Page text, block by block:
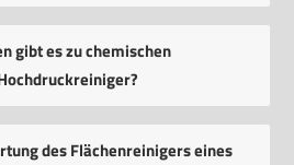
gibt es zu chemischen
des Flächenreinigers eines